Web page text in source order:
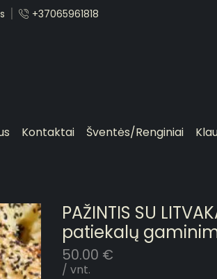
+37065961818
Kontaktai Šventės/Renginiai
PAŽINTIS SU
patiekalų
50.00 €
/ vnt.